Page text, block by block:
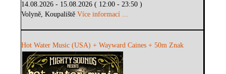
14.08.2026 - 15.08.2026 ( 12:00 - 23:50 )
Volyně, KoupalištěVíce informací ...
Hot Water Music (USA) + Wayward Caines + 50m Znak